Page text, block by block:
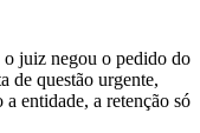
juiz negou o pedido do
de questão urgente,
entidade, a retenção só